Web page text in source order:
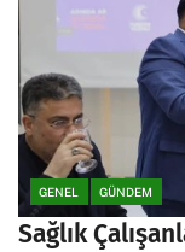
GENEL GÜNDEM
Sağlık